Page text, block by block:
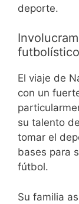
deporte.
futbolístico
El viaje de
con un
su talento
tomar el
bases para
fútbol.
Su familia